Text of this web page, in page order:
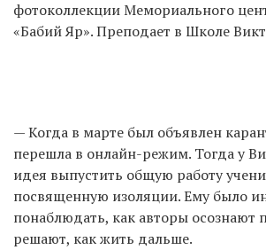
фотоколлекции Мемориального
«Бабий Яр». Преподает в Школе
— Когда в марте был объявлен
перешла в онлайн-режим. Тогда у
идея выпустить общую работу
посвященную изоляции. Ему было
понаблюдать, как авторы осознают
решают, как жить дальше.